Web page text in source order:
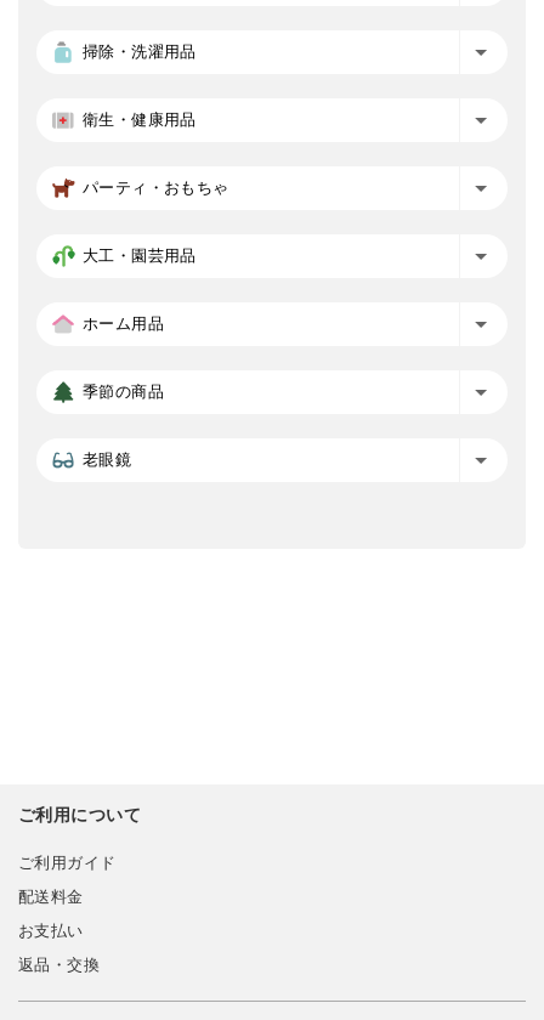
掃除・洗濯用品
衛生・健康用品
パーティ・おもちゃ
大工・園芸用品
ホーム用品
季節の商品
老眼鏡
ご利用について
ご利用ガイド
配送料金
お支払い
返品・交換